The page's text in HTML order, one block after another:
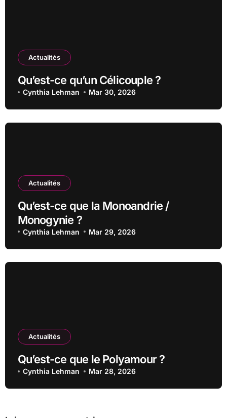
Actualités
Qu’est-ce qu’un Célicouple ?
Cynthia Lehman Mar 30, 2026
Actualités
Qu’est-ce que la Monoandrie /
Monogynie ?
Cynthia Lehman Mar 29, 2026
Actualités
Qu’est-ce que le Polyamour ?
Cynthia Lehman Mar 28, 2026